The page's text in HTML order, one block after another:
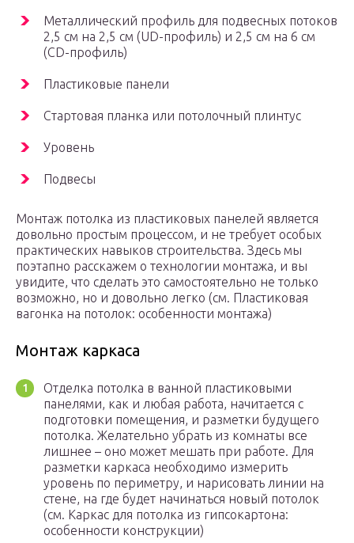
Металлический профиль для подвесных потоков
2,5 см на 2,5 см (UD-профиль) и 2,5 см на 6 см
(CD-профиль)
Пластиковые панели
Стартовая планка или потолочный плинтус
Уровень
Подвесы
Монтаж потолка из пластиковых панелей является
довольно простым процессом, и не требует особых
практических навыков строительства. Здесь мы
поэтапно расскажем о технологии монтажа, и вы
увидите, что сделать это самостоятельно не только
возможно, но и довольно легко (см. Пластиковая
вагонка на потолок: особенности монтажа)
Монтаж каркаса
Отделка потолка в ванной пластиковыми
панелями, как и любая работа, начитается с
подготовки помещения, и разметки будущего
потолка. Желательно убрать из комнаты все
лишнее – оно может мешать при работе. Для
разметки каркаса необходимо измерить
уровень по периметру, и нарисовать линии на
стене, на где будет начинаться новый потолок
(см. Каркас для потолка из гипсокартона:
особенности конструкции)